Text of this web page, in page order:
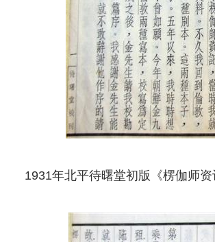
1931年北平待曙堂初版《楞伽师